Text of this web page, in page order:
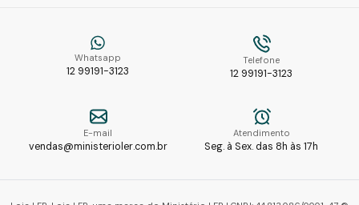
Whatsapp
12 99191-3123
Telefone
12 99191-3123
E-mail
vendas@ministerioler.com.br
Atendimento
Seg. à Sex. das 8h às 17h